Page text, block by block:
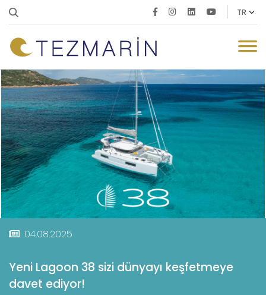
04.08.2025
Yeni Lagoon 38 sizi dünyayı keşfetmeye
davet ediyor!